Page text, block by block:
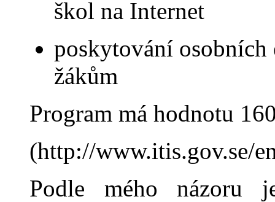
škol na Internet
poskytování osobních
žákům
Program má hodnotu
(http://www.itis.gov.se/
Podle mého názoru